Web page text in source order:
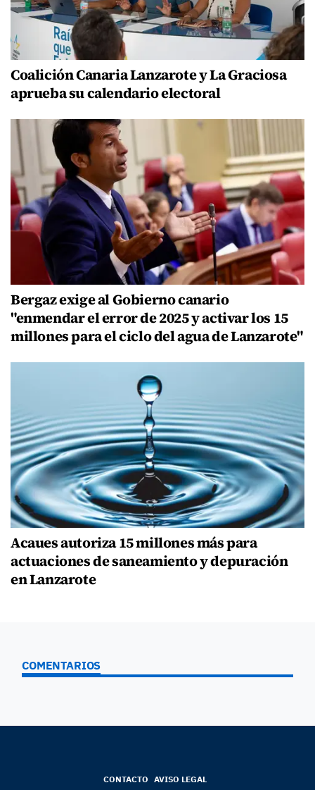
Coalición Canaria Lanzarote y La Graciosa
aprueba su calendario electoral
Bergaz exige al Gobierno canario
"enmendar el error de 2025 y activar los 15
millones para el ciclo del agua de Lanzarote"
Acaues autoriza 15 millones más para
actuaciones de saneamiento y depuración
en Lanzarote
COMENTARIOS
CONTACTO AVISO LEGAL